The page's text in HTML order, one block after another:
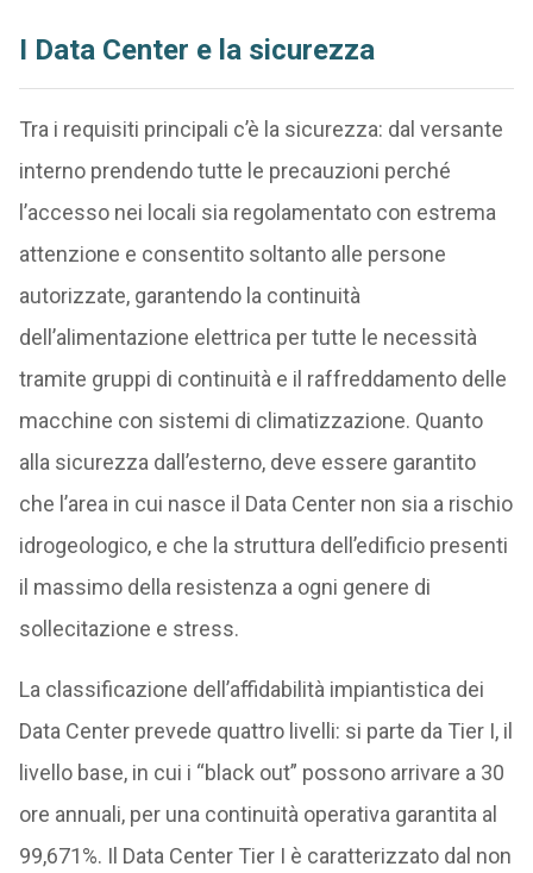
I Data Center e la sicurezza
Tra i requisiti principali c’è la sicurezza: dal versante
interno prendendo tutte le precauzioni perché
l’accesso nei locali sia regolamentato con estrema
attenzione e consentito soltanto alle persone
autorizzate, garantendo la continuità
dell’alimentazione elettrica per tutte le necessità
tramite gruppi di continuità e il raffreddamento delle
macchine con sistemi di climatizzazione. Quanto
alla sicurezza dall’esterno, deve essere garantito
che l’area in cui nasce il Data Center non sia a rischio
idrogeologico, e che la struttura dell’edificio presenti
il massimo della resistenza a ogni genere di
sollecitazione e stress.
La classificazione dell’affidabilità impiantistica dei
Data Center prevede quattro livelli: si parte da Tier I, il
livello base, in cui i “black out” possono arrivare a 30
ore annuali, per una continuità operativa garantita al
99,671%. Il Data Center Tier I è caratterizzato dal non